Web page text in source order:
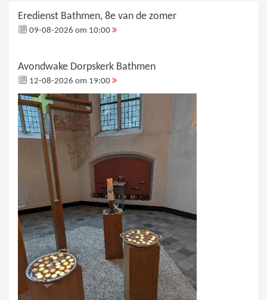
Eredienst Bathmen, 8e van de zomer
09-08-2026 om 10:00
Avondwake Dorpskerk Bathmen
12-08-2026 om 19:00